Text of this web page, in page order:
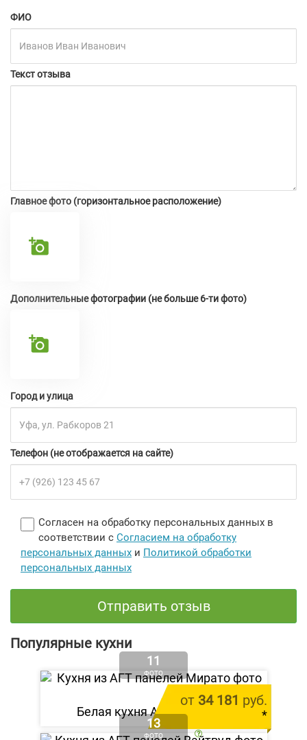
ФИО
Текст отзыва
Главное фото (горизонтальное расположение)
Дополнительные фотографии (не больше 6-ти фото)
Город и улица
Телефон (не отображается на сайте)
Согласен на обработку персональных данных в
соответствии с Согласием на обработку
персональных данных и Политикой обработки
персональных данных
Отправить отзыв
Популярные кухни
11
ФОТО
от 34 181 руб.
*
цена за 1 м.п.
Белая кухня АГТ «Мирато»
13
ФОТО